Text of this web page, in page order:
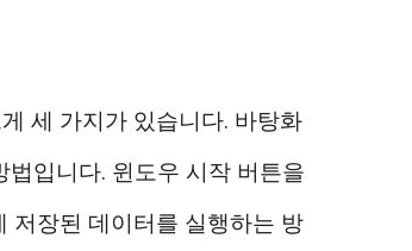
세 가지가 있습니다. 바탕화
입니다. 윈도우 시작 버튼을
저장된 데이터를 실행하는 방